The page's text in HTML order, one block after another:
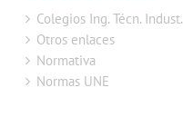
Colegios Ing. Técn. Indust.
Otros enlaces
Normativa
Normas UNE